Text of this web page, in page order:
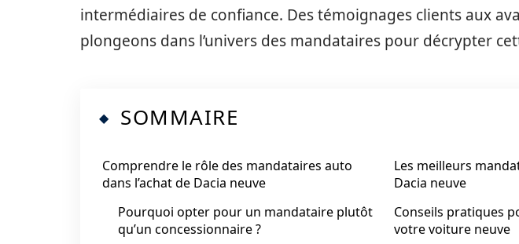
intermédiaires de confiance. Des témoignages clients aux
plongeons dans l’univers des mandataires pour décrypter
SOMMAIRE
Comprendre le rôle des mandataires auto
dans l’achat de Dacia neuve
Pourquoi opter pour un mandataire plutôt
qu’un concessionnaire ?
Les meilleurs
Dacia neuve
Conseils pratiques
votre voiture neuve